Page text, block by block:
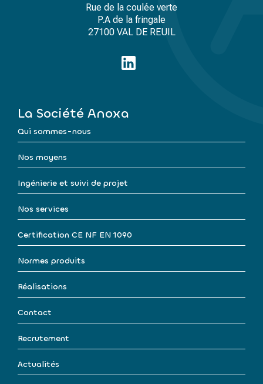
Rue de la coulée verte
P.A de la fringale
27100 VAL DE REUIL
La Société Anoxa
Qui sommes-nous
Nos moyens
Ingénierie et suivi de projet
Nos services
Certification CE NF EN 1090
Normes produits
Réalisations
Contact
Recrutement
Actualités